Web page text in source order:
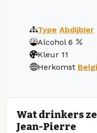
Type Abdijbier
Alcohol 6
Kleur 11
Herkomst
Wat drinkers
Jean-Pierre